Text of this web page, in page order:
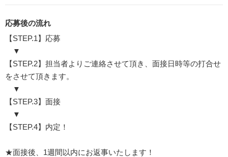
応募後の流れ
【STEP.1】応募
▼
【STEP.2】担当者よりご連絡させて頂き、面接日時等の打合せ
をさせて頂きます。
▼
【STEP.3】面接
▼
【STEP.4】内定！
★面接後、1週間以内にお返事いたします！